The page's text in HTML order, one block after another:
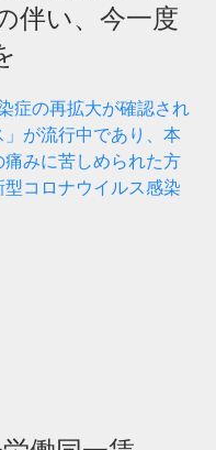
伴い、今一度
症の再拡大が確認され
が流行中であり、本
みに苦しめられた方
コロナウイルス感染